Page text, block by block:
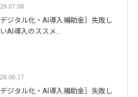
デジタル化・AI導入補助金］失敗し
AI導入のススメ…
デジタル化・AI導入補助金］失敗し